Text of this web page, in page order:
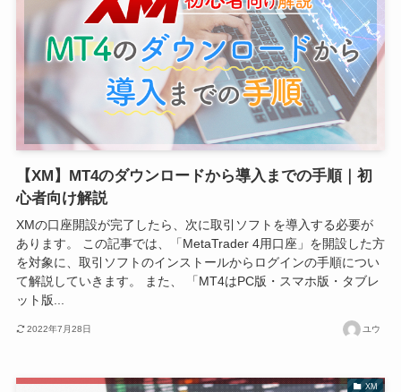
【XM】MT4のダウンロードから導入までの手順｜初
心者向け解説
XMの口座開設が完了したら、次に取引ソフトを導入する必要が
あります。 この記事では、「MetaTrader 4用口座」を開設した方
を対象に、取引ソフトのインストールからログインの手順につい
て解説していきます。 また、 「MT4はPC版・スマホ版・タブレ
ット版...
2022年7月28日 ユウ
XM